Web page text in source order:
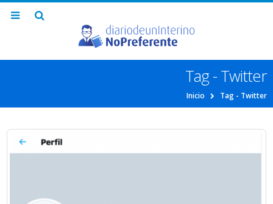
Tag - Twitter
Inicio Tag - Twitter